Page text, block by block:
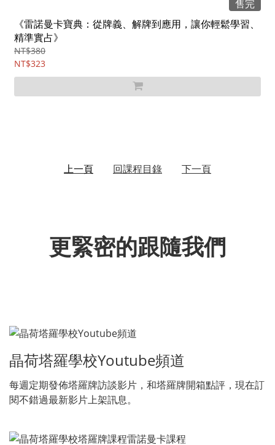
售完
《雷諾曼卡寶典：從牌義、解牌到應用，讓你輕鬆學習、
精準實占》
NT$380
NT$323
上一頁 回課程目錄 下一頁
更緊密的跟隨我們
晶荷塔羅學校Youtube頻道
每週定期發佈塔羅牌訪談影片，和塔羅牌開箱點評，現在訂
閱不錯過最新影片上架訊息。